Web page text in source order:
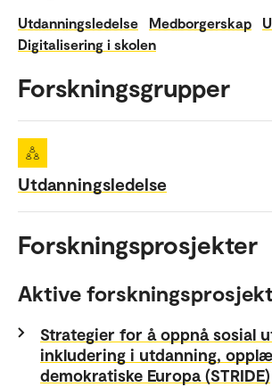
Utdanningsledelse Medborgerskap
Digitalisering i skolen
Forskningsgrupper
Utdanningsledelse
Forskningsprosjekter
Aktive
Strategier for å oppnå sosial
inkludering i utdanning,
demokratiske Europa (STRIDE)